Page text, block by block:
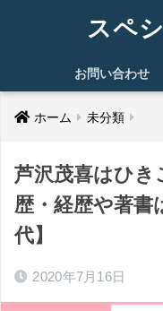
スペ
お問い合わせ
ホーム 未分類
芦沢茂喜はひき
歴・経歴や著書
代】
2020年7月16日